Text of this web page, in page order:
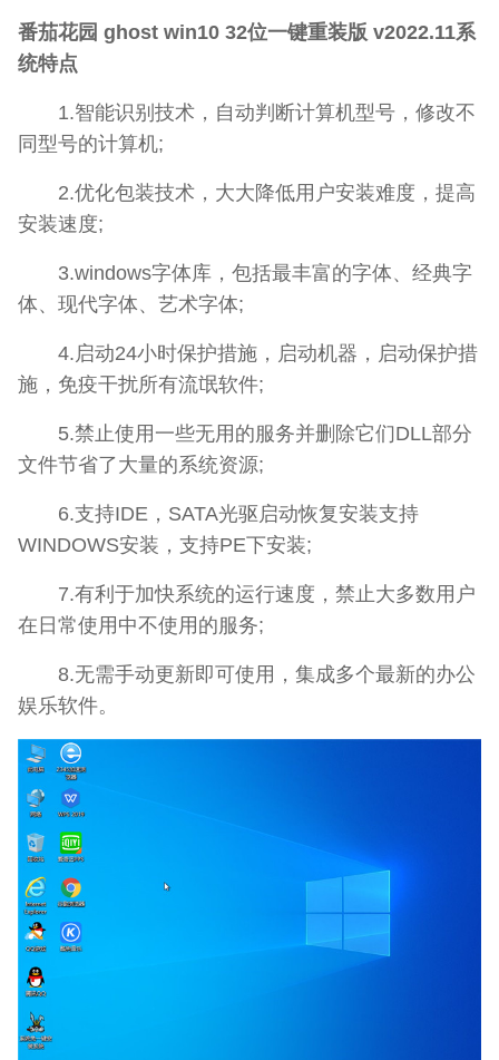
番茄花园 ghost win10 32位一键重装版 v2022.11系
统特点
1.智能识别技术，自动判断计算机型号，修改不
同型号的计算机;
2.优化包装技术，大大降低用户安装难度，提高
安装速度;
3.windows字体库，包括最丰富的字体、经典字
体、现代字体、艺术字体;
4.启动24小时保护措施，启动机器，启动保护措
施，免疫干扰所有流氓软件;
5.禁止使用一些无用的服务并删除它们DLL部分
文件节省了大量的系统资源;
6.支持IDE，SATA光驱启动恢复安装支持
WINDOWS安装，支持PE下安装;
7.有利于加快系统的运行速度，禁止大多数用户
在日常使用中不使用的服务;
8.无需手动更新即可使用，集成多个最新的办公
娱乐软件。